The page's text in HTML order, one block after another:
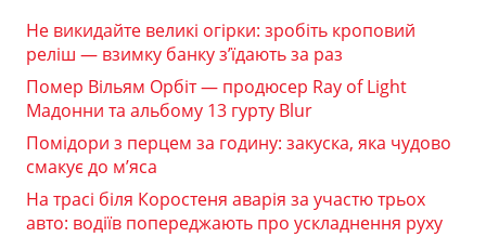
Не викидайте великі огірки: зробіть кроповий
реліш — взимку банку з’їдають за раз
Помер Вільям Орбіт — продюсер Ray of Light
Мадонни та альбому 13 гурту Blur
Помідори з перцем за годину: закуска, яка чудово
смакує до м’яса
На трасі біля Коростеня аварія за участю трьох
авто: водіїв попереджають про ускладнення руху